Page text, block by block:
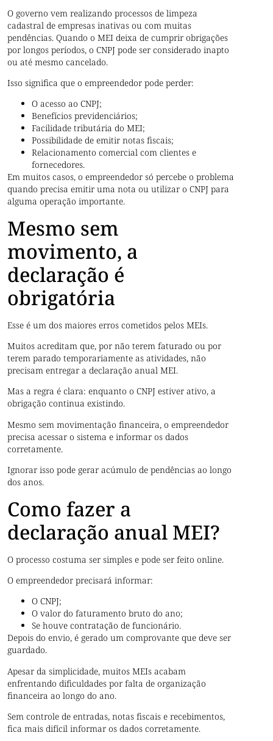
O governo vem realizando processos de limpeza
cadastral de empresas inativas ou com muitas
pendências. Quando o MEI deixa de cumprir obrigações
por longos períodos, o CNPJ pode ser considerado inapto
ou até mesmo cancelado.
Isso significa que o empreendedor pode perder:
O acesso ao CNPJ;
Benefícios previdenciários;
Facilidade tributária do MEI;
Possibilidade de emitir notas fiscais;
Relacionamento comercial com clientes e
fornecedores.
Em muitos casos, o empreendedor só percebe o problema
quando precisa emitir uma nota ou utilizar o CNPJ para
alguma operação importante.
Mesmo sem
movimento, a
declaração é
obrigatória
Esse é um dos maiores erros cometidos pelos MEIs.
Muitos acreditam que, por não terem faturado ou por
terem parado temporariamente as atividades, não
precisam entregar a declaração anual MEI.
Mas a regra é clara: enquanto o CNPJ estiver ativo, a
obrigação continua existindo.
Mesmo sem movimentação financeira, o empreendedor
precisa acessar o sistema e informar os dados
corretamente.
Ignorar isso pode gerar acúmulo de pendências ao longo
dos anos.
Como fazer a
declaração anual MEI?
O processo costuma ser simples e pode ser feito online.
O empreendedor precisará informar:
O CNPJ;
O valor do faturamento bruto do ano;
Se houve contratação de funcionário.
Depois do envio, é gerado um comprovante que deve ser
guardado.
Apesar da simplicidade, muitos MEIs acabam
enfrentando dificuldades por falta de organização
financeira ao longo do ano.
Sem controle de entradas, notas fiscais e recebimentos,
fica mais difícil informar os dados corretamente.